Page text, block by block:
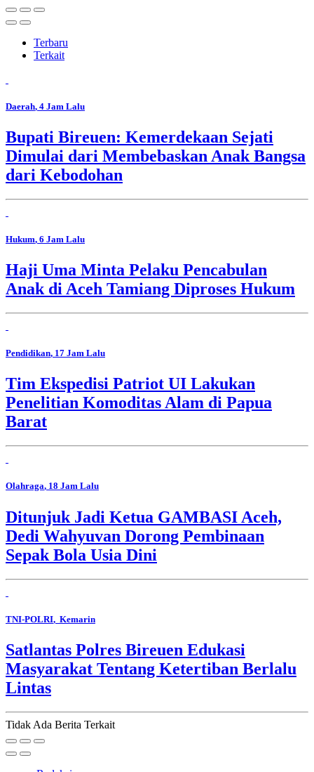
Terbaru
Terkait
Daerah, 4 Jam Lalu
Bupati Bireuen: Kemerdekaan Sejati
Dimulai dari Membebaskan Anak Bangsa
dari Kebodohan
Hukum, 6 Jam Lalu
Haji Uma Minta Pelaku Pencabulan
Anak di Aceh Tamiang Diproses Hukum
Pendidikan, 17 Jam Lalu
Tim Ekspedisi Patriot UI Lakukan
Penelitian Komoditas Alam di Papua
Barat
Olahraga, 18 Jam Lalu
Ditunjuk Jadi Ketua GAMBASI Aceh,
Dedi Wahyuvan Dorong Pembinaan
Sepak Bola Usia Dini
TNI-POLRI, Kemarin
Satlantas Polres Bireuen Edukasi
Masyarakat Tentang Ketertiban Berlalu
Lintas
Tidak Ada Berita Terkait